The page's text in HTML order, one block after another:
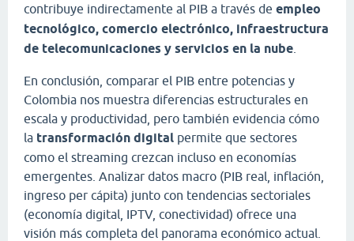
contribuye indirectamente al PIB a través de empleo
tecnológico, comercio electrónico, infraestructura
de telecomunicaciones y servicios en la nube
En conclusión, comparar el PIB entre potencias y
Colombia nos muestra diferencias estructurales en
escala y productividad, pero también evidencia cómo
la transformación digital permite que sectores
como el streaming crezcan incluso en economías
emergentes. Analizar datos macro (PIB real, inflación,
ingreso per cápita) junto con tendencias sectoriales
(economía digital, IPTV, conectividad) ofrece una
visión más completa del panorama económico actual.